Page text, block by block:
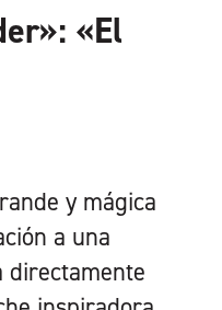
«El
y mágica
a una
directamente